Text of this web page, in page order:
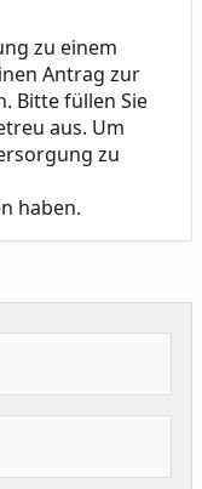
zu einem
Antrag zur
Bitte füllen Sie
aus. Um
zu
haben.